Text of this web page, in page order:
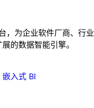
，为企业软件厂商、行业
的数据智能引擎。
嵌入式 BI